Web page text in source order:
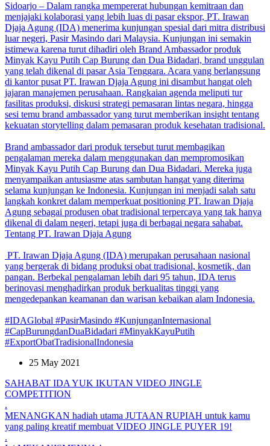
Sidoarjo – Dalam rangka mempererat hubungan kemitraan dan
menjajaki kolaborasi yang lebih luas di pasar ekspor, PT. Irawan
Djaja Agung (IDA) menerima kunjungan spesial dari mitra distribusi
luar negeri, Pasir Masindo dari Malaysia. Kunjungan ini semakin
istimewa karena turut dihadiri oleh Brand Ambassador produk
Minyak Kayu Putih Cap Burung dan Dua Bidadari, brand unggulan
yang telah dikenal di pasar Asia Tenggara. Acara yang berlangsung
di kantor pusat PT. Irawan Djaja Agung ini disambut hangat oleh
jajaran manajemen perusahaan. Rangkaian agenda meliputi tur
fasilitas produksi, diskusi strategi pemasaran lintas negara, hingga
sesi temu brand ambassador yang turut memberikan insight tentang
kekuatan storytelling dalam pemasaran produk kesehatan tradisional.
Brand ambassador dari produk tersebut turut membagikan
pengalaman mereka dalam menggunakan dan mempromosikan
Minyak Kayu Putih Cap Burung dan Dua Bidadari. Mereka juga
menyampaikan antusiasme atas sambutan hangat yang diterima
selama kunjungan ke Indonesia. Kunjungan ini menjadi salah satu
langkah konkret dalam memperkuat positioning PT. Irawan Djaja
Agung sebagai produsen obat tradisional terpercaya yang tak hanya
dikenal di dalam negeri, tetapi juga di berbagai negara sahabat.
Tentang PT. Irawan Djaja Agung
PT. Irawan Djaja Agung (IDA) merupakan perusahaan nasional
yang bergerak di bidang produksi obat tradisional, kosmetik, dan
pangan. Berbekal pengalaman lebih dari 95 tahun, IDA terus
berinovasi menghadirkan produk berkualitas tinggi yang
mengedepankan keamanan dan warisan kebaikan alam Indonesia.
#IDAGlobal #PasirMasindo #KunjunganInternasional
#CapBurungdanDuaBidadari #MinyakKayuPutih
#ExportObatTradisionalIndonesia
25 May 2021
SAHABAT IDA YUK IKUTAN VIDEO JINGLE
COMPETITION
.
MENANGKAN hadiah utama JUTAAN RUPIAH untuk kamu
yang paling kreatif membuat VIDEO JINGLE PUYER 19!
.